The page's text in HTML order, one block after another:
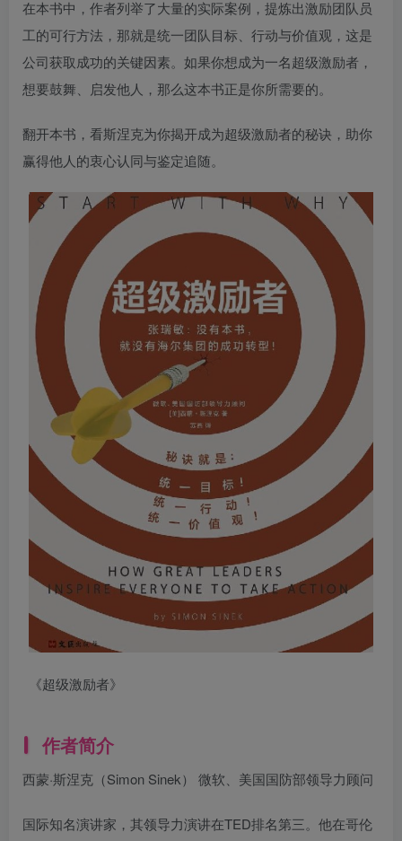
在本书中，作者列举了大量的实际案例，提炼出激励团队员
工的可行方法，那就是统一团队目标、行动与价值观，这是
公司获取成功的关键因素。如果你想成为一名超级激励者，
想要鼓舞、启发他人，那么这本书正是你所需要的。
翻开本书，看斯涅克为你揭开成为超级激励者的秘诀，助你
赢得他人的衷心认同与鉴定追随。
《超级激励者》
作者简介
西蒙·斯涅克（Simon Sinek） 微软、美国国防部领导力顾问
国际知名演讲家，其领导力演讲在TED排名第三。他在哥伦